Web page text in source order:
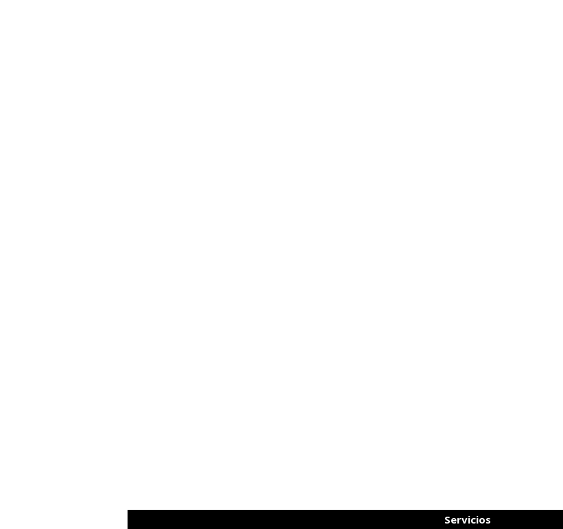
Servicios